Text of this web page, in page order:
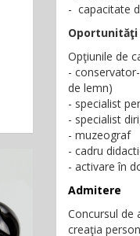
- capacitate
Oportunităţi
Opţiunile de
-
de lemn)
- specialist
- specialist
- muzeograf
- cadru
- activare în
Admitere
Concursul de
creaţia